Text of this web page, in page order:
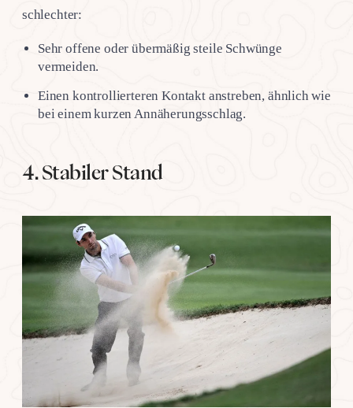
schlechter:
Sehr offene oder übermäßig steile Schwünge
vermeiden.
Einen kontrollierteren Kontakt anstreben, ähnlich wie
bei einem kurzen Annäherungsschlag.
4. Stabiler Stand